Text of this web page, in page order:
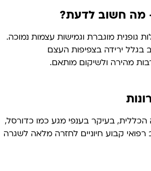
מה חשוב לדעת?
גופנית מוגברת וגמישות עצמות נמוכה.
בגלל ירידה בצפיפות העצם
מהירה ולשיקום מותאם.
הכללית, בעיקר בענפי מגע כמו כדורסל,
רפואי קבוע חיוניים לחזרה מלאה לשגרה